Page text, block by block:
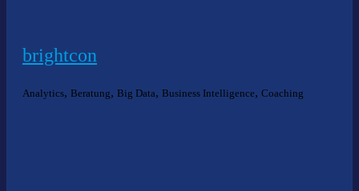
brightcon
Analytics, Beratung, Big Data, Business Intelligence, Coaching